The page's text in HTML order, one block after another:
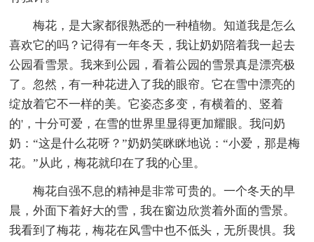
梅花，是大家都很熟悉的一种植物。知道我是怎么
喜欢它的吗？记得有一年冬天，我让奶奶陪着我一起去
公园看雪景。我来到公园，看着公园的雪景真是漂亮极
了。忽然，有一种花进入了我的眼帘。它在雪中漂亮的
绽放着它不一样的美。它姿态多变，有横着的、竖着
的'，十分可爱，在雪的世界里显得更加耀眼。我问奶
奶：“这是什么花呀？”奶奶笑眯眯地说：“小爱，那是梅
花。”从此，梅花就印在了我的心里。
梅花自强不息的精神是非常可贵的。一个冬天的早
晨，外面下着好大的雪，我在窗边欣赏着外面的雪景。
我看到了梅花，梅花在风雪中也不低头，无所畏惧。我